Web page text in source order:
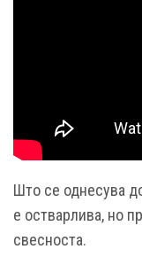
Што се однесува
е остварлива, но
свесноста.